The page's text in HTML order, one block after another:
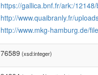
https://gallica.bnf.fr/ark:/
http://www.quaibranly.fr/
http://www.mkg-hamburg.de/
76589 (xsd:integer)